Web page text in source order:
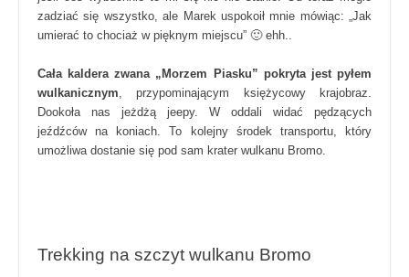
zadziać się wszystko, ale Marek uspokoił mnie mówiąc: „Jak
umierać to chociaż w pięknym miejscu” 🙂 ehh..
Cała kaldera zwana „Morzem Piasku” pokryta jest pyłem
wulkanicznym , przypominającym księżycowy krajobraz.
Dookoła nas jeżdżą jeepy. W oddali widać pędzących
jeźdźców na koniach. To kolejny środek transportu, który
umożliwa dostanie się pod sam krater wulkanu Bromo.
Trekking na szczyt wulkanu Bromo